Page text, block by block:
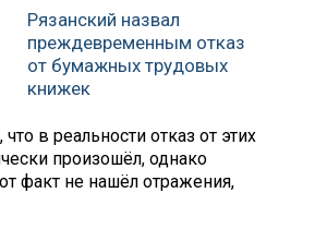
Рязанский назвал
преждевременным отказ
от бумажных трудовых
книжек
в реальности отказ от этих
произошёл, однако
факт не нашёл отражения,